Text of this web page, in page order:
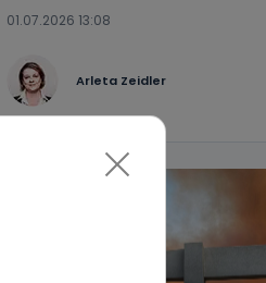
01.07.2026 13:08
Arleta Zeidler